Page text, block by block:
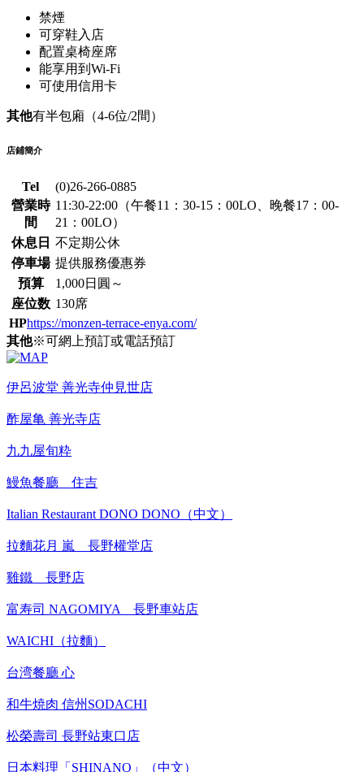
禁煙
可穿鞋入店
配置桌椅座席
能享用到Wi-Fi
可使用信用卡
其他有半包廂（4-6位/2間）
店鋪簡介
Tel
(0)26-266-0885
營業時
間
11:30-22:00（午餐11：30-15：00LO、晚餐17：00-
21：00LO）
休息日 不定期公休
停車場 提供服務優惠券
預算
1,000日圓～
座位数 130席
HPhttps://monzen-terrace-enya.com/
其他※可網上預訂或電話預訂
伊呂波堂 善光寺仲見世店
酢屋亀 善光寺店
九九屋旬粋
鰻魚餐廳 住吉
Italian Restaurant DONO DONO（中文）
拉麵花月 嵐 長野權堂店
雞鐵 長野店
富寿司 NAGOMIYA 長野車站店
WAICHI（拉麵）
台湾餐廳 心
和牛焼肉 信州SODACHI
松榮壽司 長野站東口店
日本料理「SHINANO」（中文）